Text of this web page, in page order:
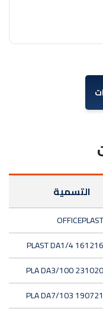
التسمية
OFFICEPLAST
PLAST DA1/4 161216
PLA DA3/100 231020
PLA DA7/103 190721